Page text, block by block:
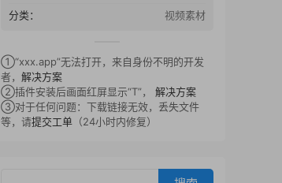
分类：
视频素材
①“xxx.app”无法打开，来自身份不明的开发
者， 解决方案
②插件安装后画面红屏显示“T”， 解决方案
③对于任何问题：下载链接无效，丢失文件
等，请提交工单 （24小时内修复）